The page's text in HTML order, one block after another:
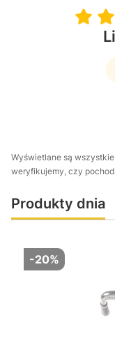
Wyświetlane są
weryfikujemy, czy
Produkty dnia
-20%